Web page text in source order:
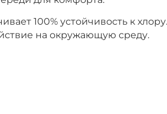
100% устойчивость к
на окружающую среду.